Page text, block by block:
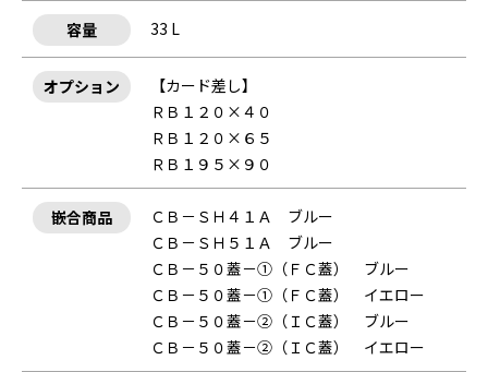
容量 33 L
オプション
【カード差し】
ＲＢ１２０×４０
ＲＢ１２０×６５
ＲＢ１９５×９０
嵌合商品
ＣＢ－ＳＨ４１Ａ ブルー
ＣＢ－ＳＨ５１Ａ ブルー
ＣＢ－５０蓋－①（ＦＣ蓋） ブルー
ＣＢ－５０蓋－①（ＦＣ蓋） イエロー
ＣＢ－５０蓋－②（ＩＣ蓋） ブルー
ＣＢ－５０蓋－②（ＩＣ蓋） イエロー